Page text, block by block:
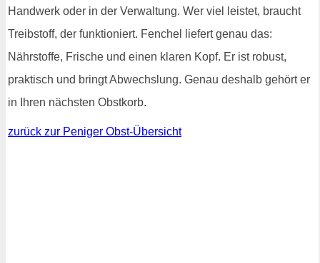
Handwerk oder in der Verwaltung. Wer viel leistet, braucht
Treibstoff, der funktioniert. Fenchel liefert genau das:
Nährstoffe, Frische und einen klaren Kopf. Er ist robust,
praktisch und bringt Abwechslung. Genau deshalb gehört er
in Ihren nächsten Obstkorb.
zurück zur Peniger Obst-Übersicht